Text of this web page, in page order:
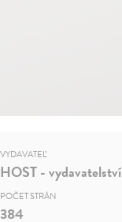
VYDAVATEĽ
HOST - vydavatelství
POČET STRÁN
384